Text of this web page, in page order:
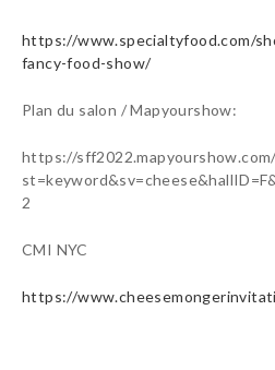
https://www.specialtyfood.com/
fancy-food-show/
Plan du salon / Mapyourshow:
https://
2
CMI NYC
https://